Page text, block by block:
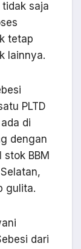
saja
tetap
lainnya.
PLTD
di
dengan
BBM
gulita.
dari